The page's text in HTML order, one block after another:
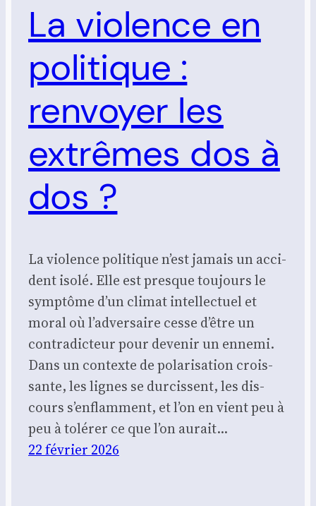
La violence en
politique :
renvoyer les
extrêmes dos à
dos ?
La vio­lence poli­tique n’est jamais un acci­
dent iso­lé. Elle est presque tou­jours le
symp­tôme d’un cli­mat intel­lec­tuel et
moral où l’adversaire cesse d’être un
contra­dic­teur pour deve­nir un enne­mi.
Dans un contexte de pola­ri­sa­tion crois­
sante, les lignes se dur­cissent, les dis­
cours s’enflamment, et l’on en vient peu à
peu à tolé­rer ce que l’on aurait…
22 février 2026